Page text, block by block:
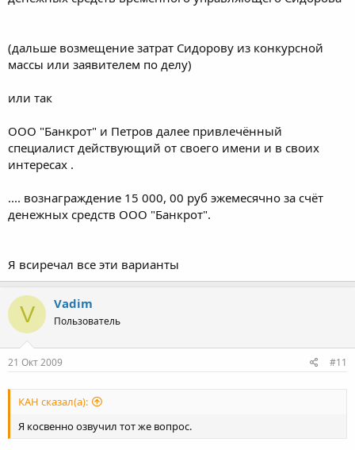
(дальше возмещение затрат Сидорову из конкурсной
массы или заявителем по делу)
или так
ООО "Банкрот" и Петров далее привлечённый
специалист действующий от своего имени и в своих
интересах .
.... вознаграждение 15 000, 00 руб эжемесячно за счёт
денежных средств ООО "Банкрот".
Я всиречал все эти варианты
V Vadim
Пользователь
21 Окт 2009 #11
КАН сказал(а):
Я косвенно озвучил тот же вопрос.